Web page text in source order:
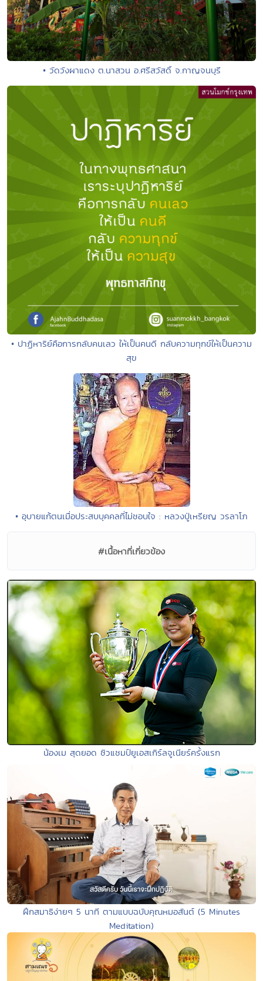
• วัดวังผาแดง ต.นาสวน อ.ศรีสวัสดิ์ จ.กาญจนบุรี
• ปาฏิหาริย์คือการกลับคนเลว ให้เป็นคนดี กลับความทุกข์ให้เป็นความ
สุข
• อุบายแก้ตนเมื่อประสบบุคคลที่ไม่ชอบใจ : หลวงปู่เหรียญ วรลาโภ
#เนื้อหาที่เกี่ยวข้อง
น้องเม สุดยอด ซิวแชมป์ยูเอสเกิร์ลจูเนียร์ครั้งแรก
ฝึกสมาธิง่ายๆ 5 นาที ตามแบบฉบับคุณหมอสันต์ (5 Minutes
Meditation)